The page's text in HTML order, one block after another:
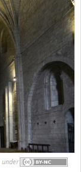
under